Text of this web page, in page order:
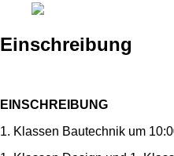
Einschreibung
EINSCHREIBUNG
1. Klassen Bautechnik um